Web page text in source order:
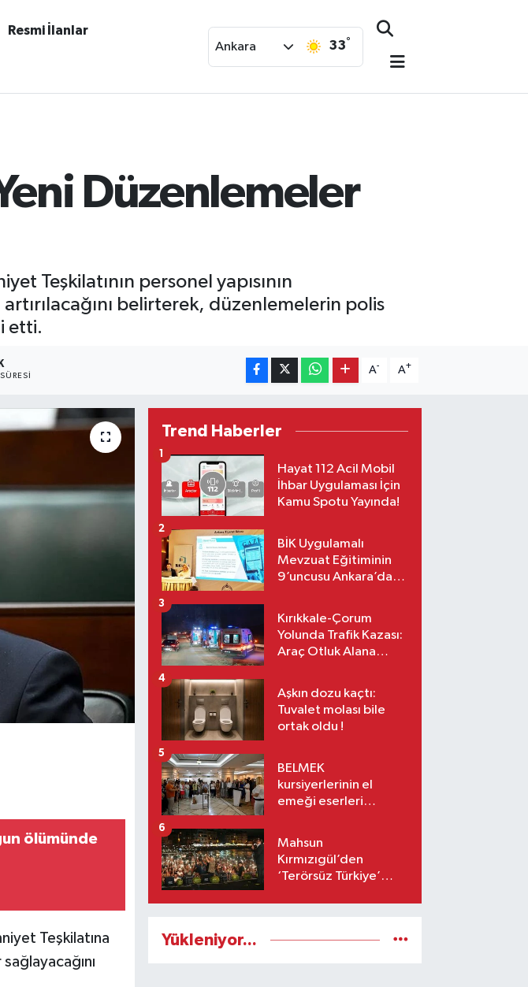
Resmi İlanlar
Ankara 33°
Düzenlemeler
Teşkilatının personel yapısının
belirterek, düzenlemelerin polis
etti.
A- A+
ölümünde
Teşkilatına
Trend Haberler
Hayat 112 Acil Mobil
İhbar Uygulaması İçin
Kamu Spotu Yayında!
1
BİK Uygulamalı
Mevzuat Eğitiminin
9’uncusu Ankara’da
2
Kırıkkale-Çorum
Yolunda Trafik Kazası:
Araç Otluk Alana
3
Aşkın dozu kaçtı:
Tuvalet molası bile
ortak oldu !
4
BELMEK
kursiyerlerinin el
emeği eserleri
5
Mahsun
Kırmızıgül’den
‘Terörsüz Türkiye’
6
Yükleniyor...